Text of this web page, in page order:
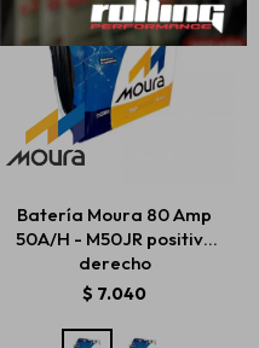
Batería Moura 80 Amp
50A/H - M50JR positivo
derecho
$ 7.040